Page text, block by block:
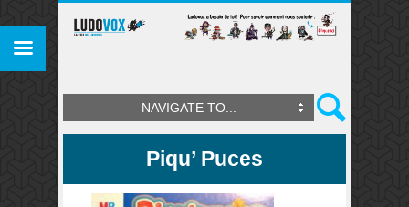
NAVIGATE TO...
Piqu’ Puces